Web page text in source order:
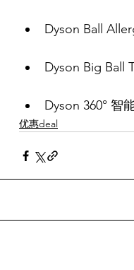
Dyson Ball
Dyson Big Ball
Dyson 360° 智
优惠deal